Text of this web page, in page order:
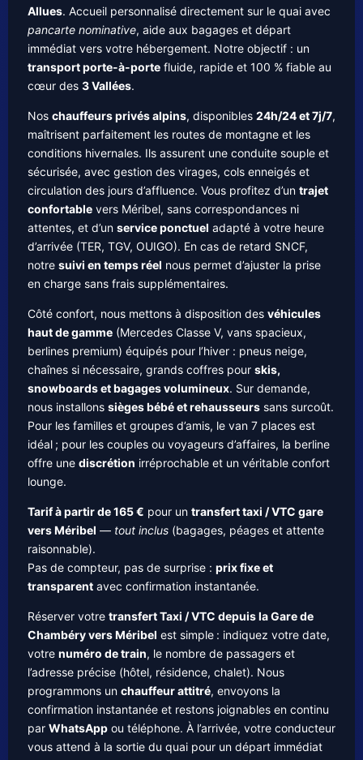
Allues. Accueil personnalisé directement sur le quai avec
pancarte nominative, aide aux bagages et départ
immédiat vers votre hébergement. Notre objectif : un
transport porte-à-porte fluide, rapide et 100 % fiable au
cœur des 3 Vallées.
Nos chauffeurs privés alpins, disponibles 24h/24 et 7j/7,
maîtrisent parfaitement les routes de montagne et les
conditions hivernales. Ils assurent une conduite souple et
sécurisée, avec gestion des virages, cols enneigés et
circulation des jours d’affluence. Vous profitez d’un trajet
confortable vers Méribel, sans correspondances ni
attentes, et d’un service ponctuel adapté à votre heure
d’arrivée (TER, TGV, OUIGO). En cas de retard SNCF,
notre suivi en temps réel nous permet d’ajuster la prise
en charge sans frais supplémentaires.
Côté confort, nous mettons à disposition des véhicules
haut de gamme (Mercedes Classe V, vans spacieux,
berlines premium) équipés pour l’hiver : pneus neige,
chaînes si nécessaire, grands coffres pour skis,
snowboards et bagages volumineux. Sur demande,
nous installons sièges bébé et rehausseurs sans surcoût.
Pour les familles et groupes d’amis, le van 7 places est
idéal ; pour les couples ou voyageurs d’affaires, la berline
offre une discrétion irréprochable et un véritable confort
lounge.
Tarif à partir de 165 € pour un transfert taxi / VTC gare
vers Méribel — tout inclus (bagages, péages et attente
raisonnable).
Pas de compteur, pas de surprise : prix fixe et
transparent avec confirmation instantanée.
Réserver votre transfert Taxi / VTC depuis la Gare de
Chambéry vers Méribel est simple : indiquez votre date,
votre numéro de train, le nombre de passagers et
l’adresse précise (hôtel, résidence, chalet). Nous
programmons un chauffeur attitré, envoyons la
confirmation instantanée et restons joignables en continu
par WhatsApp ou téléphone. À l’arrivée, votre conducteur
vous attend à la sortie du quai pour un départ immédiat